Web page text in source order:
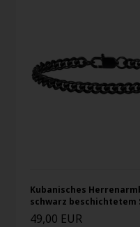
Kubanisches
schwarz beschichtetem
49,00 EUR